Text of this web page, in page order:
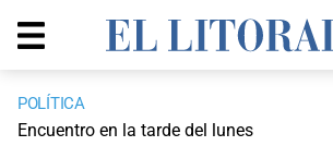
POLÍTICA
Encuentro en la tarde del lunes